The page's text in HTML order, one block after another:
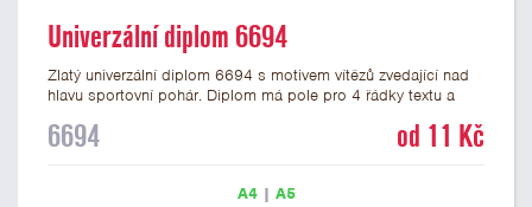
Univerzální diplom 6694
Zlatý univerzální diplom 6694 s motivem vítězů zvedající nad
hlavu sportovní pohár. Diplom má pole pro 4 řádky textu a
formátu A4 a A5. Tento univerzální diplom je vhodný pro
motivem vítězů s pohárem má gramáž 250 g/m2.
6694 od 11 Kč
A4| A5